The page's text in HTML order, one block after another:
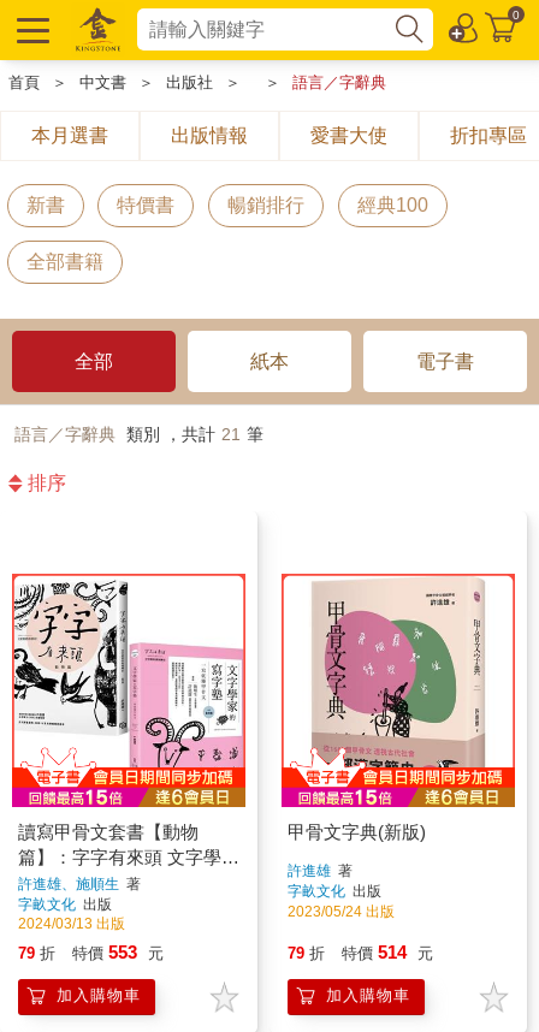
0
首頁 ＞ 中文書 ＞ 出版社 ＞ ＞ 語言／字辭典
本月選書 出版情報 愛書大使 折扣專區
新書 特價書 暢銷排行 經典100
全部書籍
全部 紙本 電子書
語言／字辭典 類別 ，共計 21 筆
排序
讀寫甲骨文套書【動物
篇】：字字有來頭 文字學家
的殷墟筆記01＋文字學家的
寫字塾 一寫就懂甲骨文0
許進雄、施順生 著
字畝文化 出版
2024/03/13 出版
79 折 特價 553 元
加入購物車
甲骨文字典(新版)
許進雄 著
字畝文化 出版
2023/05/24 出版
79 折 特價 514 元
加入購物車